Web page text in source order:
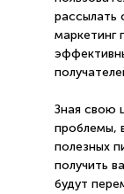
рассылать
маркетинг
Зная свою
проблемы,
полезных
получить
будут